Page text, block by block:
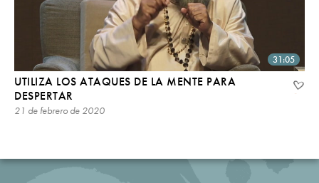
31:05
UTILIZA LOS ATAQUES DE LA MENTE PARA
DESPERTAR
21 de febrero de 2020